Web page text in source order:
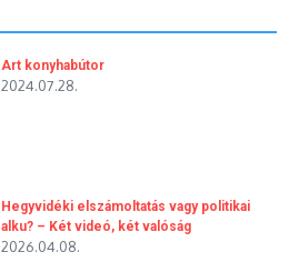
Art konyhabútor
2024.07.28.
Hegyvidéki elszámoltatás vagy politikai
alku? – Két videó, két valóság
2026.04.08.